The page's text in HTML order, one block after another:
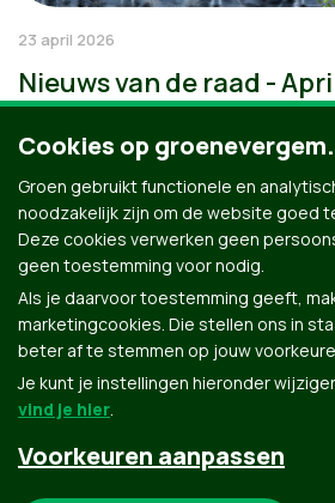
23 april 2026
Nieuws van de raad -
Groen.be
Cookies op
Groen gebruikt functionele en
noodzakelijk zijn om de website goed
Deze cookies verwerken geen
geen toestemming voor nodig.
Als je daarvoor toestemming geeft,
marketingcookies. Die stellen ons in
beter af te stemmen op jouw
Je kunt je instellingen hieronder
vind je hier.
Voorkeuren aanpassen